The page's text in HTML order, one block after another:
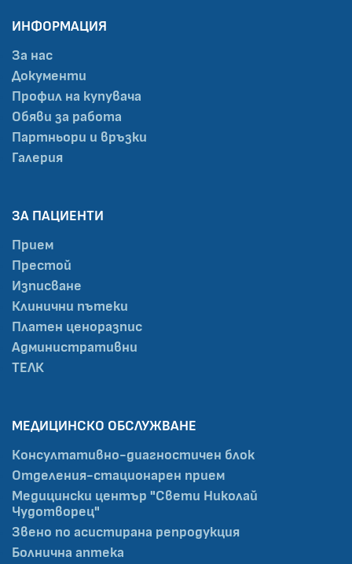
ИНФОРМАЦИЯ
За нас
Документи
Профил на купувача
Обяви за работа
Партньори и връзки
Галерия
ЗА ПАЦИЕНТИ
Прием
Престой
Изписване
Клинични пътеки
Платен ценоразпис
Административни
ТЕЛК
МЕДИЦИНСКО ОБСЛУЖВАНЕ
Консултативно-диагностичен блок
Отделения-стационарен прием
Медицински център "Свети Николай
Чудотворец"
Звено по асистирана репродукция
Болнична аптека